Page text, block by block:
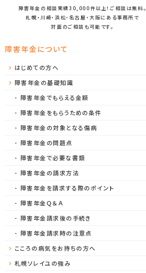
障害年金の相談実績30,000件以上！ご相談は無料。
札幌・川崎・浜松・名古屋・大阪にある事務所で
対面のご相談も可能です。
障害年金について
はじめての方へ
障害年金の基礎知識
障害年金でもらえる金額
障害年金をもらうための条件
障害年金の対象となる傷病
障害年金の問題点
障害年金で必要な書類
障害年金の請求方法
障害年金を請求する際のポイント
障害年金Ｑ＆Ａ
障害年金請求後の手続き
障害年金請求時の注意点
こころの病気をお持ちの方へ
札幌ソレイユの強み